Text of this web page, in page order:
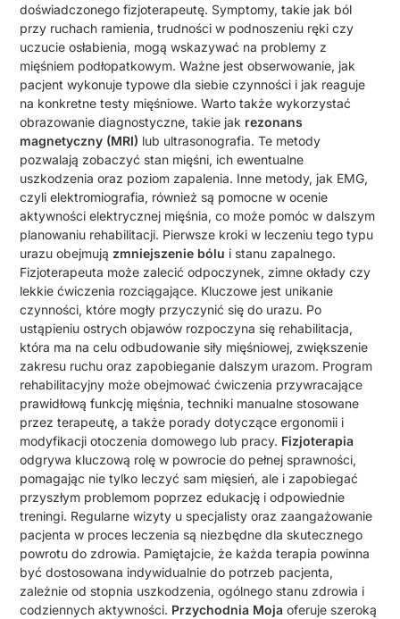
doświadczonego fizjoterapeutę. Symptomy, takie jak ból
przy ruchach ramienia, trudności w podnoszeniu ręki czy
uczucie osłabienia, mogą wskazywać na problemy z
mięśniem podłopatkowym. Ważne jest obserwowanie, jak
pacjent wykonuje typowe dla siebie czynności i jak reaguje
na konkretne testy mięśniowe. Warto także wykorzystać
obrazowanie diagnostyczne, takie jak rezonans
magnetyczny (MRI) lub ultrasonografia. Te metody
pozwalają zobaczyć stan mięśni, ich ewentualne
uszkodzenia oraz poziom zapalenia. Inne metody, jak EMG,
czyli elektromiografia, również są pomocne w ocenie
aktywności elektrycznej mięśnia, co może pomóc w dalszym
planowaniu rehabilitacji. Pierwsze kroki w leczeniu tego typu
urazu obejmujązmniejszenie bólu i stanu zapalnego.
Fizjoterapeuta może zalecić odpoczynek, zimne okłady czy
lekkie ćwiczenia rozciągające. Kluczowe jest unikanie
czynności, które mogły przyczynić się do urazu. Po
ustąpieniu ostrych objawów rozpoczyna się rehabilitacja,
która ma na celu odbudowanie siły mięśniowej, zwiększenie
zakresu ruchu oraz zapobieganie dalszym urazom. Program
rehabilitacyjny może obejmować ćwiczenia przywracające
prawidłową funkcję mięśnia, techniki manualne stosowane
przez terapeutę, a także porady dotyczące ergonomii i
modyfikacji otoczenia domowego lub pracy. Fizjoterapia
odgrywa kluczową rolę w powrocie do pełnej sprawności,
pomagając nie tylko leczyć sam mięsień, ale i zapobiegać
przyszłym problemom poprzez edukację i odpowiednie
treningi. Regularne wizyty u specjalisty oraz zaangażowanie
pacjenta w proces leczenia są niezbędne dla skutecznego
powrotu do zdrowia. Pamiętajcie, że każda terapia powinna
być dostosowana indywidualnie do potrzeb pacjenta,
zależnie od stopnia uszkodzenia, ogólnego stanu zdrowia i
codziennych aktywności. Przychodnia Moja oferuje szeroką